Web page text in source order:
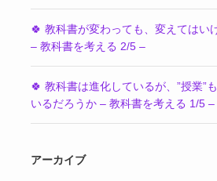
🍀 教科書が変わっても、変えてはい
– 教科書を考える 2/5 –
🍀 教科書は進化しているが、”授業”
いるだろうか – 教科書を考える 1/5 –
アーカイブ